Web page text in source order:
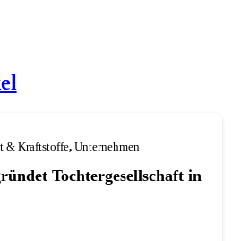
& Kraftstoffe, Unternehmen
Tochterge­sellschaft in